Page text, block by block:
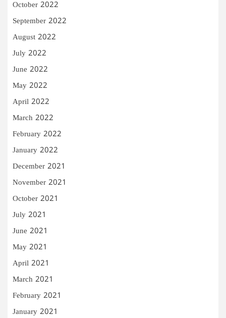
October 2022
September 2022
August 2022
July 2022
June 2022
May 2022
April 2022
March 2022
February 2022
January 2022
December 2021
November 2021
October 2021
July 2021
June 2021
May 2021
April 2021
March 2021
February 2021
January 2021